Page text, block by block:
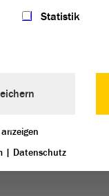
Statistik
| Datenschutz